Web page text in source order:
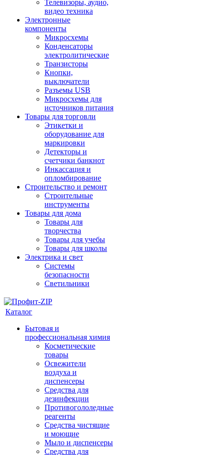
Телевизоры, аудио,
видео техника
Электронные
компоненты
Микросхемы
Конденсаторы
электролитические
Транзисторы
Кнопки,
выключатели
Разъемы USB
Микросхемы для
источников питания
Товары для торговли
Этикетки и
оборудование для
маркировки
Детекторы и
счетчики банкнот
Инкассация и
опломбирование
Строительство и ремонт
Строительные
инструменты
Товары для дома
Товары для
творчества
Товары для учебы
Товары для школы
Электрика и свет
Системы
безопасности
Светильники
Каталог
Бытовая и
профессиональная химия
Косметические
товары
Освежители
воздуха и
диспенсеры
Средства для
дезинфекции
Противогололедные
реагенты
Средства чистящие
и моющие
Мыло и диспенсеры
Средства для